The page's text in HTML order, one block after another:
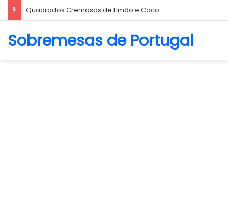
Biscoito Amanteigado
Sobremesas de Portugal